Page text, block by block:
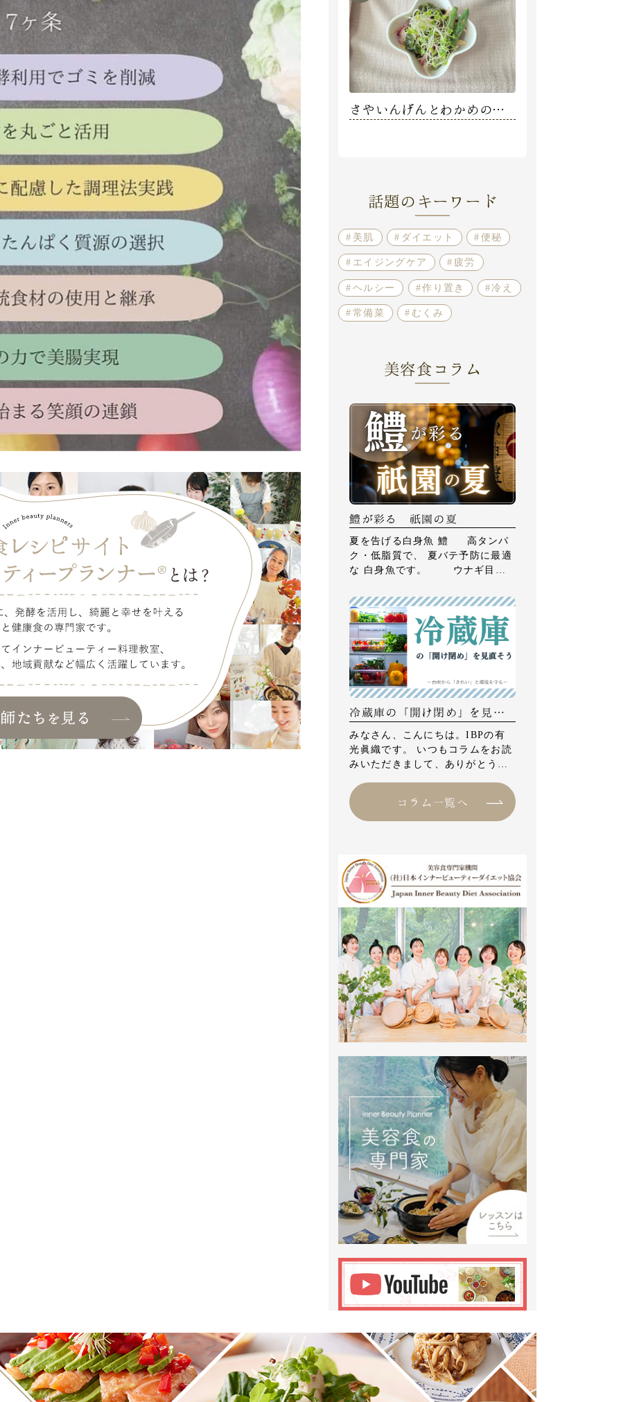
さやいんげんとわかめのミ
話題のキーワード
美肌 ダイエット 便秘
エイジングケア 疲労
ヘルシー 作り置き 冷え
常備菜 むくみ
美容食コラム
鱧が彩る 祇園の夏
夏を告げる白身魚 鱧 高タンパ
ク・低脂質で、 夏バテ予防に最適
な 白身魚です。 ウナギ目ハ
とから 「食む（はむ）」が […]
冷蔵庫の「開け閉め」を見直
そう ～台所から「きれい」と
環境を守る～
みなさん、こんにちは。IBPの有
光眞織です。 いつもコラムをお読
みいただきまして、ありがとうご
いよいよ本格的な夏の到来です。
麦茶を注ぎに、冷やしたスイカを
取りに […]
コラム一覧へ